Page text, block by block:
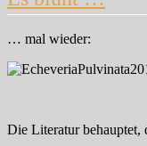
… mal wieder:
Die Literatur behauptet,